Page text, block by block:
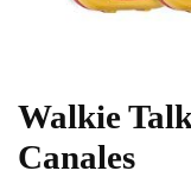
Walkie
Canales